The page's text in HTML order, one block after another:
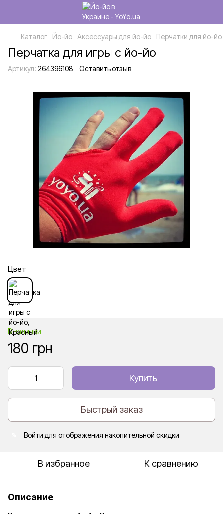
Каталог Йо-йо Аксессуары для йо-йо Перчатки для йо-йо
Перчатка для игры с йо-йо
Артикул: 264396108 Оставить отзыв
Цвет
В наличии
180 грн
Купить
Быстрый заказ
Войти для отображения накопительной скидки
В избранное К сравнению
Описание